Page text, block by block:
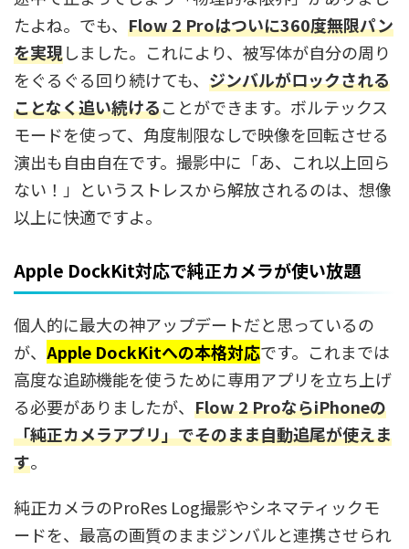
たよね。でも、 Flow 2 Proはついに360度無限パン
を実現しました。これにより、被写体が自分の周り
をぐるぐる回り続けても、 ジンバルがロックされる
ことなく追い続けることができます。ボルテックス
モードを使って、角度制限なしで映像を回転させる
演出も自由自在です。撮影中に「あ、これ以上回ら
ない！」というストレスから解放されるのは、想像
以上に快適ですよ。
Apple DockKit対応で純正カメラが使い放題
個人的に最大の神アップデートだと思っているの
が、 Apple DockKitへの本格対応です。これまでは
高度な追跡機能を使うために専用アプリを立ち上げ
る必要がありましたが、 Flow 2 ProならiPhoneの
「純正カメラアプリ」でそのまま自動追尾が使えま
す。
純正カメラのProRes Log撮影やシネマティックモ
ードを、最高の画質のままジンバルと連携させられ